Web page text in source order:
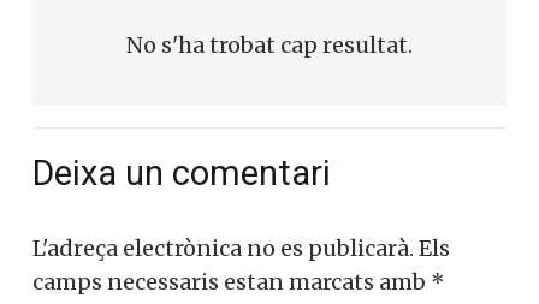
No s'ha trobat cap resultat.
Deixa un comentari
L'adreça electrònica no es publicarà. Els
camps necessaris estan marcats amb *